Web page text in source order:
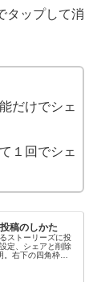
タップして消
だけでシェ
１回でシェ
稿のしかた
ストーリーズに投
定、シェアと削除
。右下の四角枠の